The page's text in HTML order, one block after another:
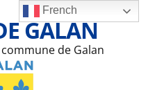
GALAN
de Galan
French